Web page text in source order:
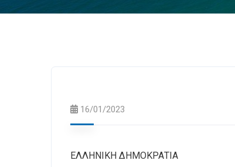
16/01/2023
ΕΛΛΗΝΙΚΗ ΔΗΜΟΚΡΑΤΙΑ